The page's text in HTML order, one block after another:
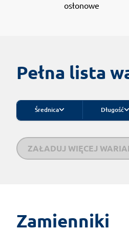
osłonowe
Pełna lista
Średnica Długość
ZAŁADUJ WIĘCEJ
Zamienniki